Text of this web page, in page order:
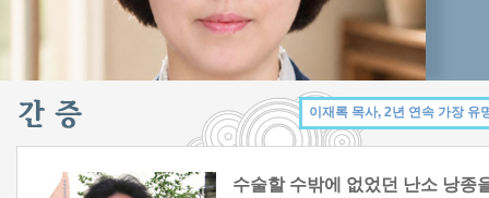
수술할 수밖에 없었던 난소 낭종